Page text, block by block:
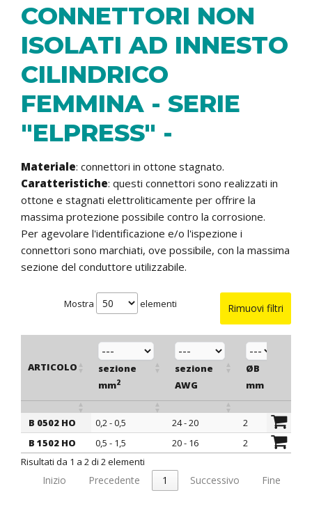
CONNETTORI NON
ISOLATI AD INNESTO
CILINDRICO
FEMMINA - SERIE
"ELPRESS" -
Materiale: connettori in ottone stagnato.
Caratteristiche: questi connettori sono realizzati in
ottone e stagnati elettroliticamente per offrire la
massima protezione possibile contro la corrosione.
Per agevolare l'identificazione e/o l'ispezione i
connettori sono marchiati, ove possibile, con la massima
sezione del conduttore utilizzabile.
Rimuovi filtri
Mostra elementi
ARTICOLO
sezione
mm2
sezione
AWG
ØB
mm
ARTICOLO
sezione
mm2
sezione
AWG
ØB
mm
B 0502 HO 0,2 - 0,5 24 - 20 2
B 1502 HO
0,5 - 1,5 20 - 16 2
Risultati da 1 a 2 di 2 elementi
Inizio Precedente 1 Successivo Fine